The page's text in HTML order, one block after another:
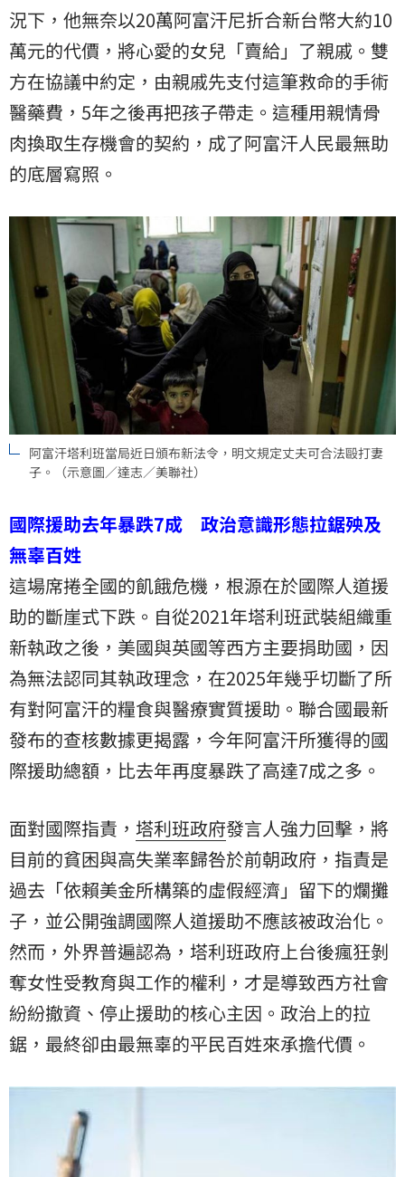
況下，他無奈以20萬阿富汗尼折合新台幣大約10
萬元的代價，將心愛的女兒「賣給」了親戚。雙
方在協議中約定，由親戚先支付這筆救命的手術
醫藥費，5年之後再把孩子帶走。這種用親情骨
肉換取生存機會的契約，成了阿富汗人民最無助
的底層寫照。
阿富汗塔利班當局近日頒布新法令，明文規定丈夫可合法毆打妻
子。（示意圖／達志／美聯社）
國際援助去年暴跌7成 政治意識形態拉鋸殃及
無辜百姓
這場席捲全國的飢餓危機，根源在於國際人道援
助的斷崖式下跌。自從2021年塔利班武裝組織重
新執政之後，美國與英國等西方主要捐助國，因
為無法認同其執政理念，在2025年幾乎切斷了所
有對阿富汗的糧食與醫療實質援助。聯合國最新
發布的查核數據更揭露，今年阿富汗所獲得的國
際援助總額，比去年再度暴跌了高達7成之多。
面對國際指責， 塔利班政府發言人強力回擊，將
目前的貧困與高失業率歸咎於前朝政府，指責是
過去「依賴美金所構築的虛假經濟」留下的爛攤
子，並公開強調國際人道援助不應該被政治化。
然而，外界普遍認為，塔利班政府上台後瘋狂剝
奪女性受教育與工作的權利，才是導致西方社會
紛紛撤資、停止援助的核心主因。政治上的拉
鋸，最終卻由最無辜的平民百姓來承擔代價。